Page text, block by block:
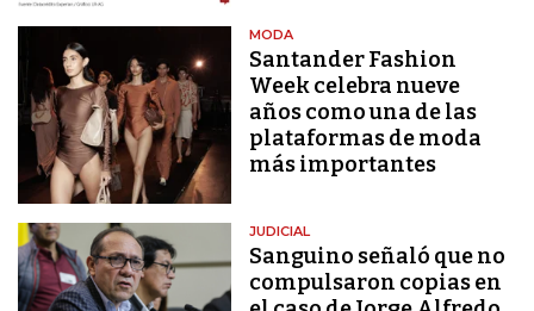
MODA
Santander Fashion
Week celebra nueve
años como una de las
plataformas de moda
más importantes
JUDICIAL
Sanguino señaló que no
compulsaron copias en